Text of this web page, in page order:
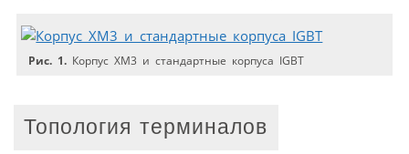
Рис. 1. Корпус ХМ3 и стандартные корпуса IGBT
Топология терминалов